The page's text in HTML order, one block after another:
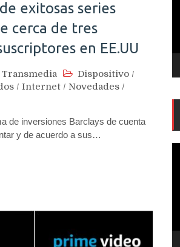
exitosas series
cerca de tres
en EE.UU
Transmedia Dispositivo /
/ Internet / Novedades /
de inversiones Barclays de cuenta
y de acuerdo a sus…